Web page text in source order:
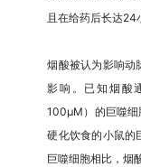
且在给药后长达24
烟酸被认为影响动
影响。已知烟酸
100μM）的巨噬细
硬化饮食的小鼠的
巨噬细胞相比，烟